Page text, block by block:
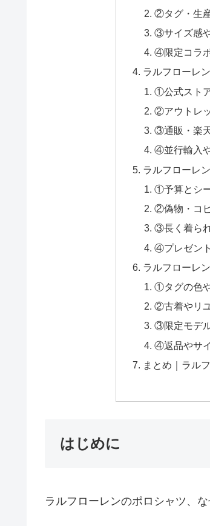
②タグ・生
③サイズ感
④限定コラ
ラルフローレ
①公式スト
②アウトレ
③通販・楽
④並行輸入
ラルフローレ
①予算とシ
②偽物・コ
③長く着ら
④プレゼン
ラルフローレ
①タグの色
②古着やリ
③限定モデ
④返品やサ
まとめ｜ラル
はじめに
ラルフローレンのポロシャツ、